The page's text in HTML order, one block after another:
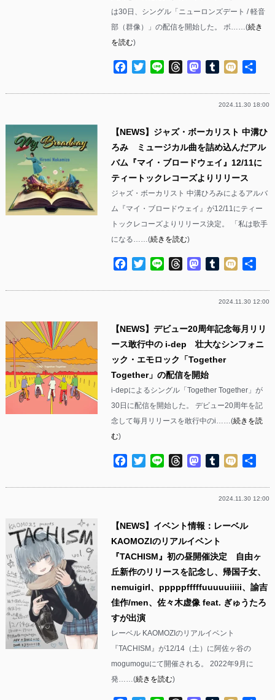
は30日、シングル「ニューロンズデート / 軽音
部（群像）」の配信を開始した。 ボ……(続き
を読む)
Facebook
TwitterLine ThreadsMastodon
Tumblr
Mixi
2024.11.30 18:00
【NEWS】ジャズ・ボーカリスト 中溝ひ
ろみ ミュージカル曲を詰め込んだアル
バム『マイ・ブロードウェイ』12/11に
ティートックレコーズよりリリース
ジャズ・ボーカリスト 中溝ひろみによるアルバ
ム『マイ・ブロードウェイ』が12/11にティー
トックレコーズよりリリース決定。 「私は歌手
になる……(続きを読む)
Facebook
TwitterLine ThreadsMastodon
Tumblr
Mixi
2024.11.30 12:00
【NEWS】デビュー20周年記念毎月リリ
ース敢行中の i-dep 壮大なシンフォニ
ック・エモロック「Together
Together」の配信を開始
i-depによるシングル「Together Together」が
30日に配信を開始した。 デビュー20周年を記
念して毎月リリースを敢行中のi……(続きを読
む)
Facebook
TwitterLine ThreadsMastodon
Tumblr
Mixi
2024.11.30 12:00
【NEWS】イベント情報：レーベル
KAOMOZIのリアルイベント
『TACHISM』初の昼開催決定 自由ヶ
丘新作のリリースを記念し、帰国子女、
nemuigirl、pppppfffffuuuuuiiiii、諭吉
佳作/men、佐々木虚像 feat. ぎゅうたろ
すが出演
レーベル KAOMOZIのリアルイベント
『TACHISM』が12/14（土）に阿佐ヶ谷の
mogumoguにて開催される。 2022年9月に
発……(続きを読む)